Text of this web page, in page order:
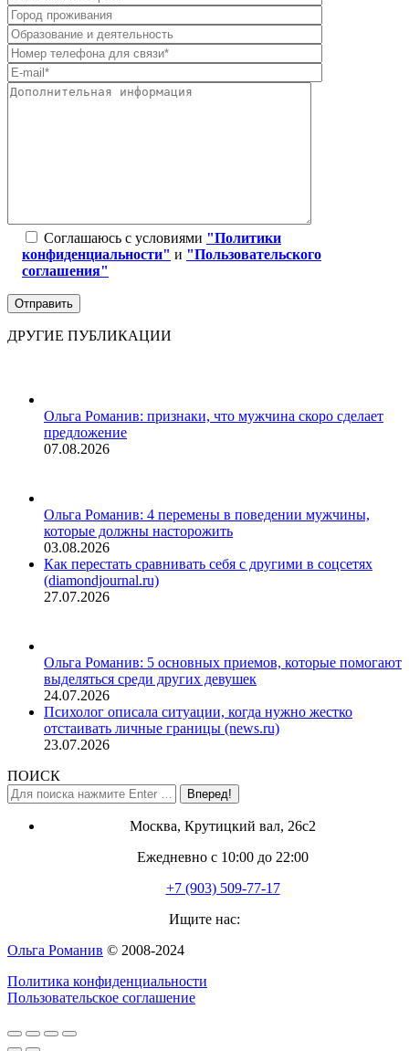
Соглашаюсь с условиями "Политики
конфиденциальности" и "Пользовательского
соглашения"
ДРУГИЕ ПУБЛИКАЦИИ
Ольга Романив: признаки, что мужчина скоро сделает
предложение
07.08.2026
Ольга Романив: 4 перемены в поведении мужчины,
которые должны насторожить
03.08.2026
Как перестать сравнивать себя с другими в соцсетях
(diamondjournal.ru)
27.07.2026
Ольга Романив: 5 основных приемов, которые помогают
выделяться среди других девушек
24.07.2026
Психолог описала ситуации, когда нужно жестко
отстаивать личные границы (news.ru)
23.07.2026
ПОИСК
Поиск:
Москва, Крутицкий вал, 26с2
Ежедневно с 10:00 до 22:00
+7 (903) 509-77-17
Ищите нас:
открывается
Ольга Романив © 2008-2024
Политика конфиденциальности
Пользовательское соглашение
Вверх